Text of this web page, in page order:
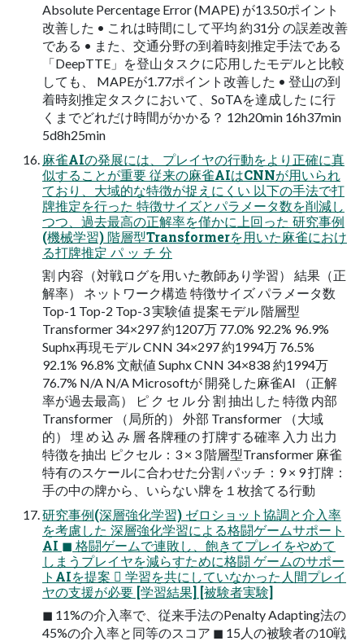
Absolute Percentage Error (MAPE) が13.50ポイント
改善した • これは時間にして平均 約31分 の誤差改善
である • また、交通分野の到着時刻推定手法である
「DeepTTE」を登山タスクに応用したモデルと比較
しても、 MAPEが1.77ポイント改善した • 登山の到
着時刻推定タスクにおいて、SoTAを達成した に行
くまでどれだけ時間がかかる？ 12h20min 16h37min
5d8h25min
麻雀AIの発展には、プレイヤの行動をより正確に真
似することが重要 従来の麻雀AIはCNNが用いられ
ており、大域的な特徴が捉えにくい 以下の手法で打
牌推定を行った 特徴サイズとパラメータ数を削減し
つつ、過去最高の正解率を僅かに上回った 研究事例
(機械学習) 階層型Transformerを用いた麻雀におけ
る打牌推定 パ ッ チ 分
割 内容（対戦ログを用いた教師あり学習） 結果（正
解率） ネットワーク構造 特徴サイズ パラメータ数
Top-1 Top-2 Top-3 実験値 提案モデル 階層型
Transformer 34×297 約1207万 77.0% 92.2% 96.9%
Suphx再現モデル CNN 34×297 約1994万 76.5%
92.1% 96.8% 文献値 Suphx CNN 34×838 約1994万
76.7% N/A N/A Microsoftが 開発した麻雀AI （正解
率が過去最高） ピ ク セ ル 分 割 抽出した 特徴 内部
Transformer （局所的） 外部 Transformer （大域
的） 埋 め 込 み 層 各牌種の 打牌する確率 入力 出力
特徴を抽出 ピクセル：3 × 3 階層型Transformer 麻雀
特有のスケールに合わせた分割 パッチ：9 × 9 打牌：
手の中の牌から、いらない牌を１枚捨てる行動
研究事例(深層強化学習) ゼロショット協調と介入率
を考慮した 深層強化学習による格闘ゲームサポート
AI ◼ 格闘ゲームで連敗し、飽きてプレイをやめて
しまうプレイヤを減らすために格闘 ゲームのサポー
トAIを提案  学習を共にしていなかった人間プレイ
ヤの支援が必要 [学習結果] [被験者実験]
◼ 11%の介入率で、従来手法のPenalty Adapting法の
45%の介入率と同等のスコア ◼ 15人の被験者の10戦